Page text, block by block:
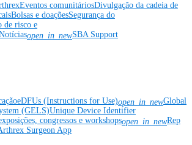
Eventos comunitáriosDivulgação da cadeia de
Bolsas e doaçõesSegurança do
de risco e
open_in_newSBA Support
eDFUs (Instructions for Use)open_in_newGlobal
(GELS)Unique Device Identifier
congressos e workshopsopen_in_newRep
Surgeon App